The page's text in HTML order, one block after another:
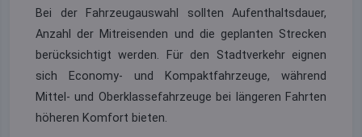
Bei der Fahrzeugauswahl sollten Aufenthaltsdauer,
Anzahl der Mitreisenden und die geplanten Strecken
berücksichtigt werden. Für den Stadtverkehr eignen
sich Economy- und Kompaktfahrzeuge, während
Mittel- und Oberklassefahrzeuge bei längeren Fahrten
höheren Komfort bieten.